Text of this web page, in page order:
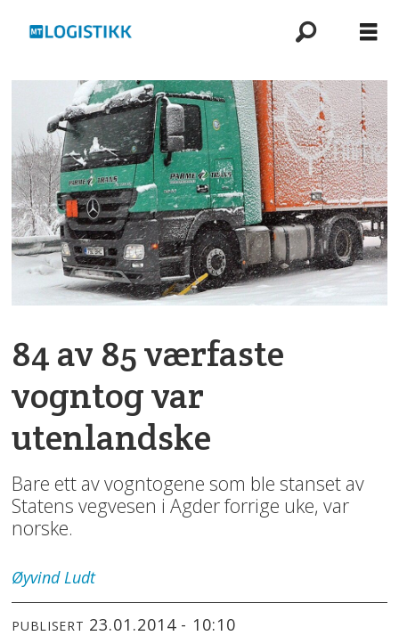
84 av 85 værfaste
vogntog var
utenlandske
Bare ett av vogntogene som ble stanset av
Statens vegvesen i Agder forrige uke, var
norske.
Øyvind Ludt
PUBLISERT 23.01.2014 - 10:10